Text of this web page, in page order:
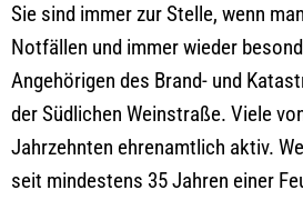
Sie sind immer zur Stelle, wenn
Notfällen und immer wieder
Angehörigen des Brand- und
der Südlichen Weinstraße. Viele
Jahrzehnten ehrenamtlich aktiv.
seit mindestens 35 Jahren einer